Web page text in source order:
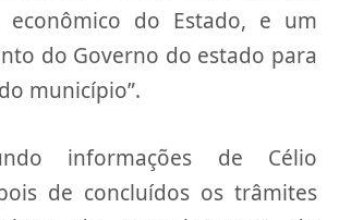
econômico do Estado, e um
do Governo do estado para
município”.
informações de Célio
de concluídos os trâmites